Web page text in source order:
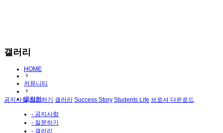
갤러리
HOME
커뮤니티
갤러리
공지사항 질문하기 갤러리 Success Story Students Life 브로셔 다운로드
- 공지사항
- 질문하기
- 갤러리